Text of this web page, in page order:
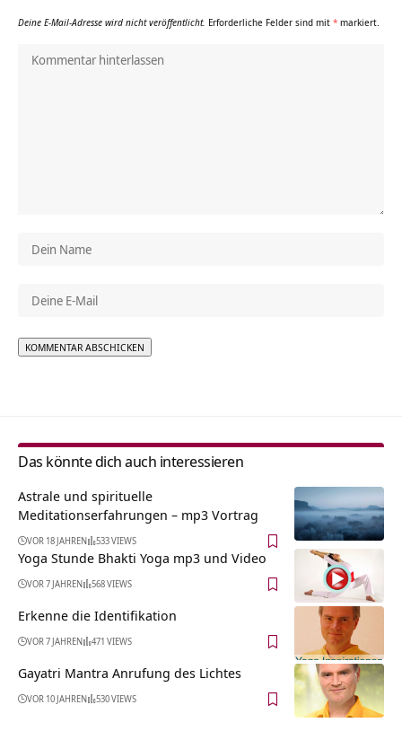
Deine E-Mail-Adresse wird nicht veröffentlicht. Erforderliche Felder sind mit * markiert.
Das könnte dich auch interessieren
Astrale und spirituelle
Meditationserfahrungen – mp3 Vortrag
VOR 18 JAHREN 533 VIEWS
Yoga Stunde Bhakti Yoga mp3 und Video
VOR 7 JAHREN 568 VIEWS
Erkenne die Identifikation
VOR 7 JAHREN 471 VIEWS
Gayatri Mantra Anrufung des Lichtes
VOR 10 JAHREN 530 VIEWS